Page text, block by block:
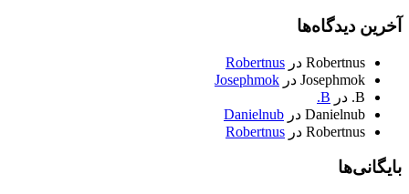
آخرین دیدگاه‌ها
Robertnus در Robertnus
Josephmok در Josephmok
B. در B.
Danielnub در Danielnub
Robertnus در Robertnus
بایگانی‌ها